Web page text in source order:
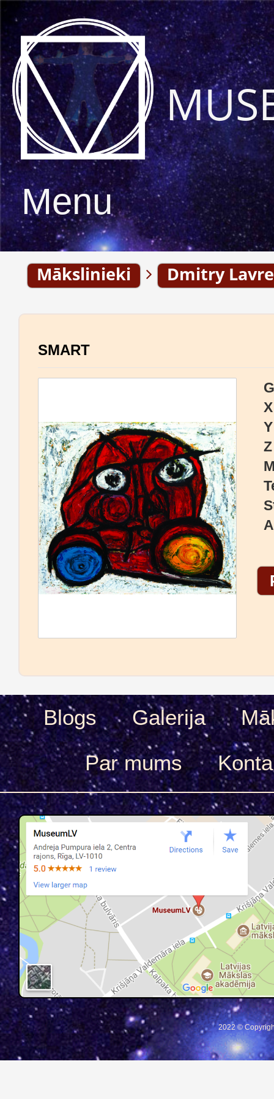
Menu
Mākslinieki Dmitry
SMART
Blogs Galerija
Par mums
2022 ©